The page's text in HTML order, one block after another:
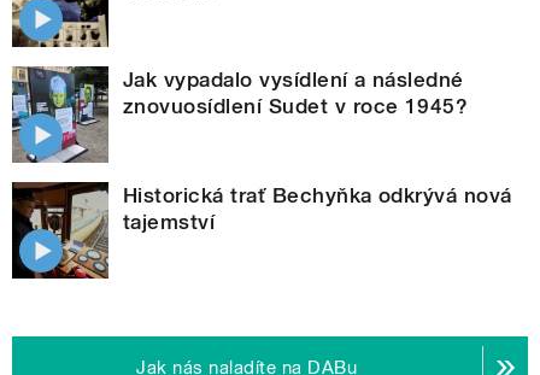
Jak vypadalo vysídlení a následné
znovuosídlení Sudet v roce 1945?
Historická trať Bechyňka odkrývá nová
tajemství
Jak nás naladíte na DABu